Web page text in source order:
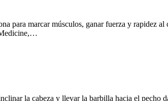
para marcar músculos, ganar fuerza y rapidez al
Medicine,…
la cabeza y llevar la barbilla hacia el pecho